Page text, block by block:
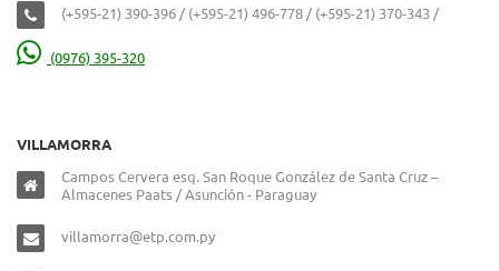
(+595-21) 390-396 / (+595-21) 496-778 / (+595-21) 370-343 /
(0976) 395-320
VILLAMORRA
Campos Cervera esq. San Roque González de Santa Cruz –
Almacenes Paats / Asunción - Paraguay
villamorra@etp.com.py